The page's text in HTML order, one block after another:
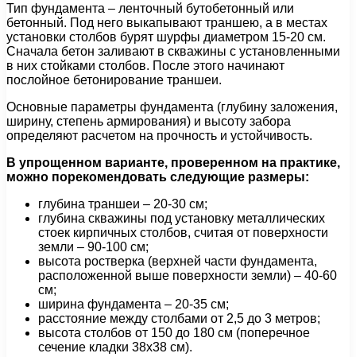
Тип фундамента – ленточный бутобетонный или
бетонный. Под него выкапывают траншею, а в местах
установки столбов бурят шурфы диаметром 15-20 см.
Сначала бетон заливают в скважины с установленными
в них стойками столбов. После этого начинают
послойное бетонирование траншеи.
Основные параметры фундамента (глубину заложения,
ширину, степень армирования) и высоту забора
определяют расчетом на прочность и устойчивость.
В упрощенном варианте, проверенном на практике,
можно порекомендовать следующие размеры:
глубина траншеи – 20-30 см;
глубина скважины под установку металлических
стоек кирпичных столбов, считая от поверхности
земли – 90-100 см;
высота ростверка (верхней части фундамента,
расположенной выше поверхности земли) – 40-60
см;
ширина фундамента – 20-35 см;
расстояние между столбами от 2,5 до 3 метров;
высота столбов от 150 до 180 см (поперечное
сечение кладки 38х38 см).